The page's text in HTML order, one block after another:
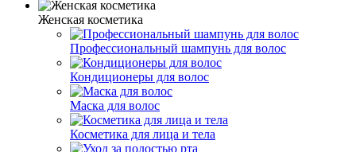
Женская косметика
Профессиональный шампунь для волос
Кондиционеры для волос
Маска для волос
Косметика для лица и тела